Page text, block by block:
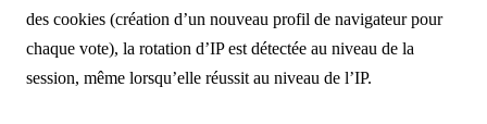
des cookies (création d’un nouveau profil de navigateur pour
chaque vote), la rotation d’IP est détectée au niveau de la
session, même lorsqu’elle réussit au niveau de l’IP.